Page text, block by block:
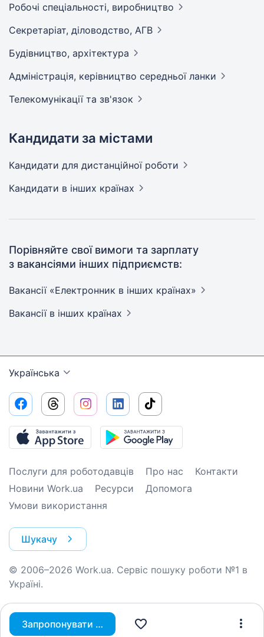
Запропонувати вакансію
Робочі спеціальності, виробництво
Секретаріат, діловодство, АГВ
Будівництво, архітектура
Адмiнiстрацiя, керівництво середньої ланки
Телекомунікації та зв'язок
Кандидати за містами
Кандидати для дистанційної роботи
Кандидати в інших країнах
Порівняйте свої вимоги та зарплату
з вакансіями інших підприємств:
Вакансії «Електронник в інших країнах»
Вакансії в інших країнах
Українська
Послуги для роботодавців Про нас
Контакти
Новини Work.ua
Ресурси
Допомога
Умови використання
Шукачу
© 2006–2026 Work.ua. Сервіс пошуку роботи №1 в
Україні.